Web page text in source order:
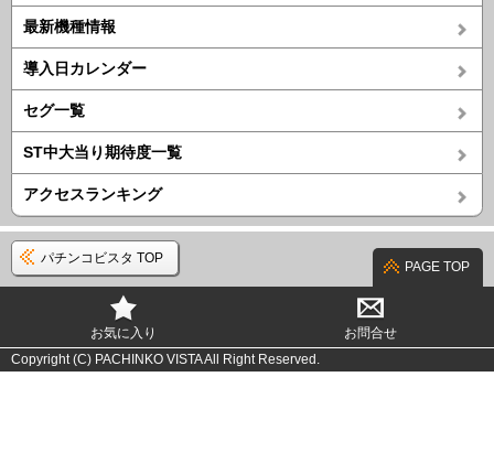
最新機種情報
導入日カレンダー
セグ一覧
ST中大当り期待度一覧
アクセスランキング
パチンコビスタ TOP
PAGE TOP
お気に入り
お問合せ
Copyright (C) PACHINKO VISTA All Right Reserved.